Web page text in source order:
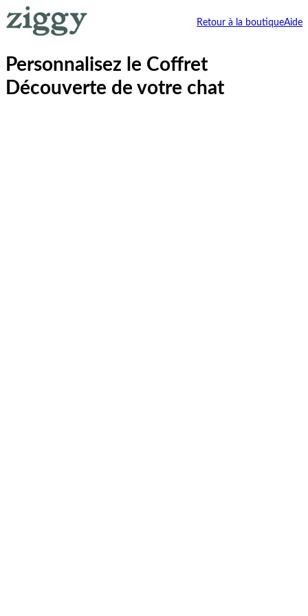
Retour à la boutiqueAide
Personnalisez le Coffret
Découverte de votre chat